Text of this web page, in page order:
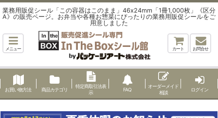
業務用販促シール「この容器はこのまま」46x24mm「1冊1,000枚」《区分
A》の販売ページ。お弁当や各種お惣菜にぴったりの業務用販促シールをご
用意しました
メニュー カート お問合せ
お買い物方法 商品カテゴリ
特定商取引法表
示
FAQ
オーダーメイド
相談
ログイン